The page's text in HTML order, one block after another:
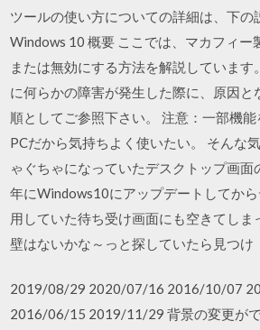
ツールの使い方についての詳細は、下の
Windows 10 概要 ここでは、マカフィー
または無効にする方法を解説しています
に何らかの障害が発生した際に、原因と
順としてご参照下さい。 注意：一部機能
PCだから気持ちよく使いたい。 そんな
ゃぐちゃになっていたデスクトップ画
年にWindows10にアップデートしてか
用していた待ち受け画面にも空きてしま
壁はないかな～っと探していたら見つけ
2019/08/29 2020/07/16 2016/10/07
2016/06/15 2019/11/29 背景の変更が